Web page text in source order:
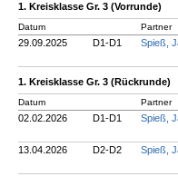
1. Kreisklasse Gr. 3 (Vorrunde)
Datum Partner
29.09.2025 D1-D1 Spieß,
1. Kreisklasse Gr. 3 (Rückrunde)
Datum Partner
02.02.2026 D1-D1 Spieß,
13.04.2026 D2-D2 Spieß,